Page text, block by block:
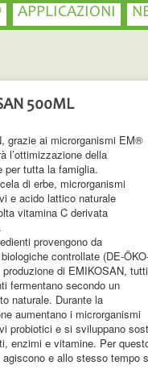
APPLICAZIONI
500ML
grazie ai microrganismi EM®
l’ottimizzazione della
per tutta la famiglia.
di erbe, microrganismi
e acido lattico naturale
vitamina C derivata
provengono da
controllate (DE-
di EMIKOSAN, tutti
fermentano secondo un
naturale. Durante la
aumentano i microrganismi
probiotici e si sviluppano
enzimi e vitamine. Per
agiscono e allo stesso tempo